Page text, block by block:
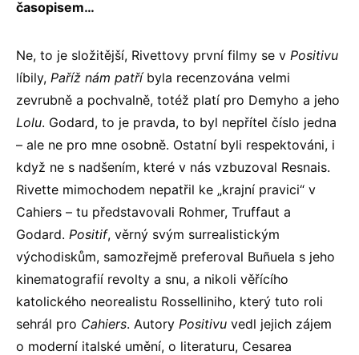
časopisem…
Ne, to je složitější, Rivettovy první filmy se v Positivu
líbily, Paříž nám patříbyla recenzována velmi
zevrubně a pochvalně, totéž platí pro Demyho a jeho
Lolu. Godard, to je pravda, to byl nepřítel číslo jedna
– ale ne pro mne osobně. Ostatní byli respektováni, i
když ne s nadšením, které v nás vzbuzoval Resnais.
Rivette mimochodem nepatřil ke „krajní pravici“ v
Cahiers – tu představovali Rohmer, Truffaut a
Godard. Positif, věrný svým surrealistickým
východiskům, samozřejmě preferoval Buñuela s jeho
kinematografií revolty a snu, a nikoli věřícího
katolického neorealistu Rosselliniho, který tuto roli
sehrál pro Cahiers. Autory Positivu vedl jejich zájem
o moderní italské umění, o literaturu, Cesarea